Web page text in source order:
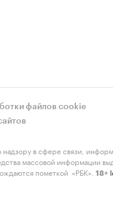
файлов cookie
в сфере связи,
массовой информации
пометкой «РБК».
18+